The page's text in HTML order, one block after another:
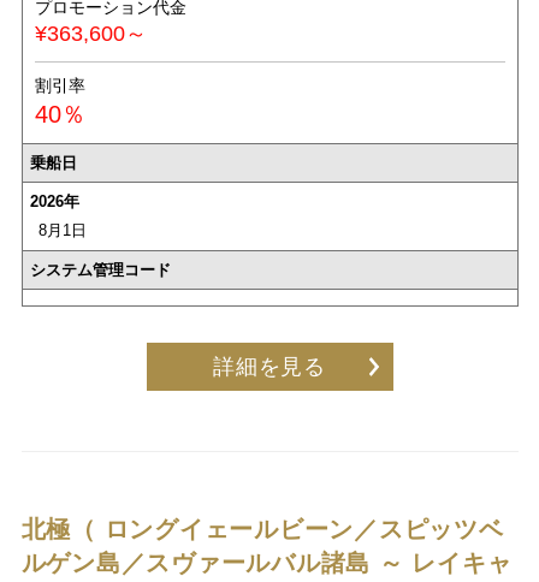
プロモーション代金
¥363,600～
割引率
40％
乗船日
2026年
8月1日
システム管理コード
詳細を見る
北極（ ロングイェールビーン／スピッツベ
ルゲン島／スヴァールバル諸島 ～ レイキャ